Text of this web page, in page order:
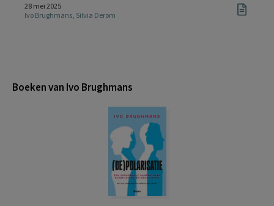
28 mei 2025
Ivo Brughmans, Silvia Derom
Boeken van Ivo Brughmans